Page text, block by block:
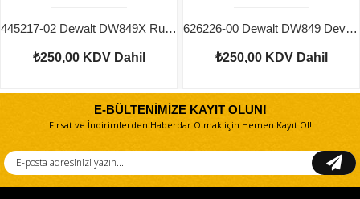
445217-02 Dewalt DW849X Rulman Lastik
₺250,00 KDV Dahil
626226-00 Dewalt DW849 Devir Kartı
₺250,00 KDV Dahil
E-BÜLTENİMİZE KAYIT OLUN!
Fırsat ve İndirimlerden Haberdar Olmak için Hemen Kayıt Ol!